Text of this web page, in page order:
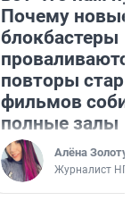
Почему новые
блокбастеры
повторы
фильмов
полные залы
Алёна
Журналист НГС